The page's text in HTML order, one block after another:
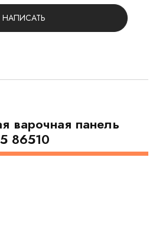
НАПИСАТЬ
варочная панель
86510